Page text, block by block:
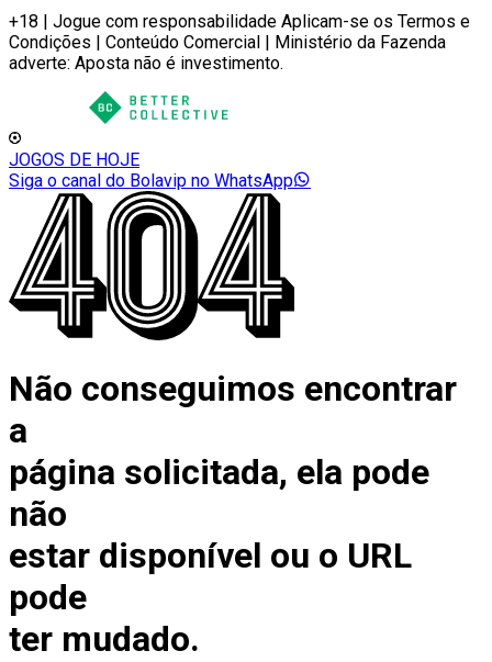
+18 | Jogue com responsabilidade Aplicam-se os Termos e
Condições | Conteúdo Comercial | Ministério da Fazenda
adverte: Aposta não é investimento.
JOGOS DE HOJE
Siga o canal do Bolavip no WhatsApp
Não conseguimos encontrar
a
página solicitada, ela pode
não
estar disponível ou o URL
pode
ter mudado.